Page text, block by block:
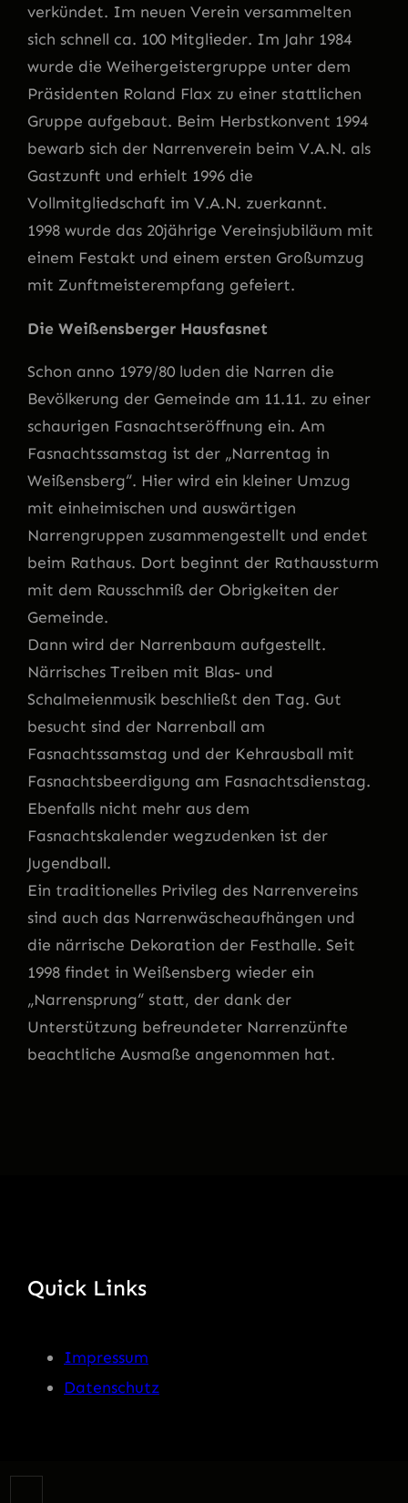
verkündet. Im neuen Verein versammelten
sich schnell ca. 100 Mitglieder. Im Jahr 1984
wurde die Weihergeistergruppe unter dem
Präsidenten Roland Flax zu einer stattlichen
Gruppe aufgebaut. Beim Herbstkonvent 1994
bewarb sich der Narrenverein beim V.A.N. als
Gastzunft und erhielt 1996 die
Vollmitgliedschaft im V.A.N. zuerkannt.
1998 wurde das 20jährige Vereinsjubiläum mit
einem Festakt und einem ersten Großumzug
mit Zunftmeisterempfang gefeiert.
Die Weißensberger Hausfasnet
Schon anno 1979/80 luden die Narren die
Bevölkerung der Gemeinde am 11.11. zu einer
schaurigen Fasnachtseröffnung ein. Am
Fasnachtssamstag ist der „Narrentag in
Weißensberg“. Hier wird ein kleiner Umzug
mit einheimischen und auswärtigen
Narrengruppen zusammengestellt und endet
beim Rathaus. Dort beginnt der Rathaussturm
mit dem Rausschmiß der Obrigkeiten der
Gemeinde.
Dann wird der Narrenbaum aufgestellt.
Närrisches Treiben mit Blas- und
Schalmeienmusik beschließt den Tag. Gut
besucht sind der Narrenball am
Fasnachtssamstag und der Kehrausball mit
Fasnachtsbeerdigung am Fasnachtsdienstag.
Ebenfalls nicht mehr aus dem
Fasnachtskalender wegzudenken ist der
Jugendball.
Ein traditionelles Privileg des Narrenvereins
sind auch das Narrenwäscheaufhängen und
die närrische Dekoration der Festhalle. Seit
1998 findet in Weißensberg wieder ein
„Narrensprung“ statt, der dank der
Unterstützung befreundeter Narrenzünfte
beachtliche Ausmaße angenommen hat.
Quick Links
Impressum
Datenschutz